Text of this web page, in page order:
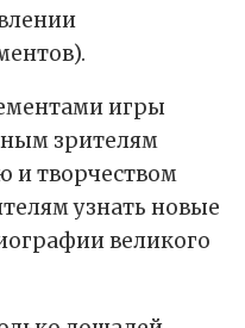
игры
зрителям
и творчеством
узнать новые
великого